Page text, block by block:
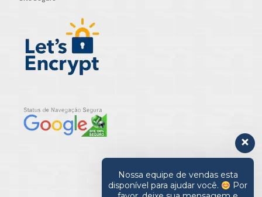
Nossa equipe de vendas esta
disponível para ajudar você.
Por